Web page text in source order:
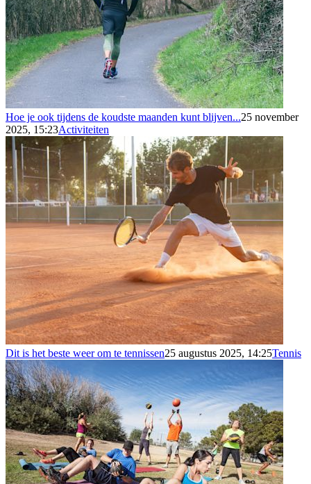
Hoe je ook tijdens de koudste maanden kunt blijven...25 november
2025, 15:23Activiteiten
Dit is het beste weer om te tennissen25 augustus 2025, 14:25Tennis